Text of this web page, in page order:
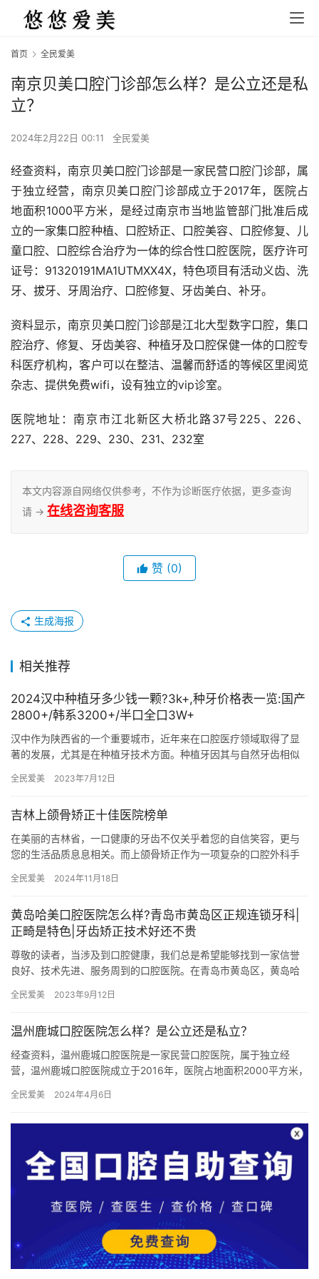
首页 全民爱美
南京贝美口腔门诊部怎么样？是公立还是私
立？
2024年2月22日 00:11 全民爱美
经查资料，南京贝美口腔门诊部是一家民营口腔门诊部，属
于独立经营，南京贝美口腔门诊部成立于2017年，医院占
地面积1000平方米，是经过南京市当地监管部门批准后成
立的一家集口腔种植、口腔矫正、口腔美容、口腔修复、儿
童口腔、口腔综合治疗为一体的综合性口腔医院，医疗许可
证号：91320191MA1UTMXX4X，特色项目有活动义齿、洗
牙、拔牙、牙周治疗、口腔修复、牙齿美白、补牙。
资料显示，南京贝美口腔门诊部是江北大型数字口腔，集口
腔治疗、修复、牙齿美容、种植牙及口腔保健一体的口腔专
科医疗机构，客户可以在整洁、温馨而舒适的等候区里阅览
杂志、提供免费wifi，设有独立的vip诊室。
医院地址：南京市江北新区大桥北路37号225、226、
227、228、229、230、231、232室
本文内容源自网络仅供参考，不作为诊断医疗依据，更多查询
请 → 在线咨询客服
赞 (0)
生成海报
相关推荐
2024汉中种植牙多少钱一颗?3k+,种牙价格表一览:国产
2800+/韩系3200+/半口全口3W+
汉中作为陕西省的一个重要城市，近年来在口腔医疗领域取得了显
著的发展，尤其是在种植牙技术方面。种植牙因其与自然牙齿相似
牙的价…
全民爱美 2023年7月12日
吉林上颌骨矫正十佳医院榜单
在美丽的吉林省，一口健康的牙齿不仅关乎着您的自信笑容，更与
您的生活品质息息相关。而上颌骨矫正作为一项复杂的口腔外科手
决定，…
全民爱美 2024年11月18日
黄岛哈美口腔医院怎么样?青岛市黄岛区正规连锁牙科|
正畸是特色|牙齿矫正技术好还不贵
尊敬的读者，当涉及到口腔健康，我们总是希望能够找到一家信誉
良好、技术先进、服务周到的口腔医院。在青岛市黄岛区，黄岛哈
和优质…
全民爱美 2023年9月12日
温州鹿城口腔医院怎么样？是公立还是私立？
经查资料，温州鹿城口腔医院是一家民营口腔医院，属于独立经
营，温州鹿城口腔医院成立于2016年，医院占地面积2000平方米，
全民爱美 2024年4月6日